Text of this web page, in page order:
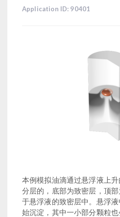
Application ID: 90401
本例模拟油滴通过悬浮液上
分层的，底部为致密层，顶
于悬浮液的致密层中。悬浮
始沉淀，其中一小部分颗粒